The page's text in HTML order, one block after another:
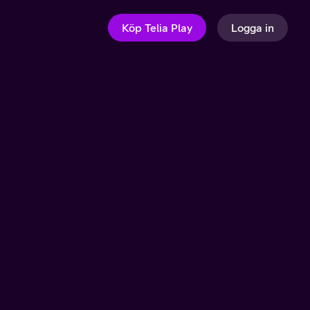
Köp Telia Play Logga in